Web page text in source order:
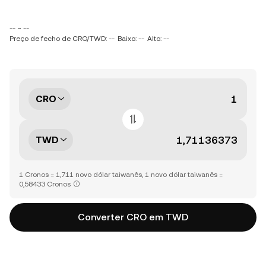
-- ~ --
Preço de fecho de CRO/TWD: -- Baixo: -- Alto: --
CRO
TWD
1 Cronos = 1,711 novo dólar taiwanês, 1 novo dólar taiwanês =
0,58433 Cronos
Converter CRO em TWD